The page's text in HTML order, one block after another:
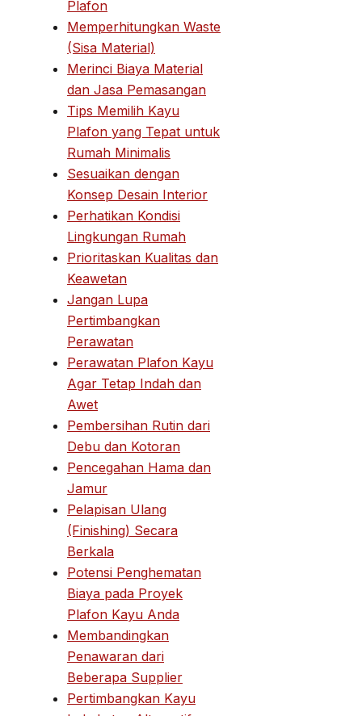
Plafon
Memperhitungkan Waste
(Sisa Material)
Merinci Biaya Material
dan Jasa Pemasangan
Tips Memilih Kayu
Plafon yang Tepat untuk
Rumah Minimalis
Sesuaikan dengan
Konsep Desain Interior
Perhatikan Kondisi
Lingkungan Rumah
Prioritaskan Kualitas dan
Keawetan
Jangan Lupa
Pertimbangkan
Perawatan
Perawatan Plafon Kayu
Agar Tetap Indah dan
Awet
Pembersihan Rutin dari
Debu dan Kotoran
Pencegahan Hama dan
Jamur
Pelapisan Ulang
(Finishing) Secara
Berkala
Potensi Penghematan
Biaya pada Proyek
Plafon Kayu Anda
Membandingkan
Penawaran dari
Beberapa Supplier
Pertimbangkan Kayu